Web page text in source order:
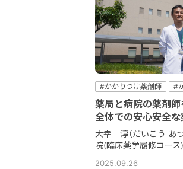
#かかりつけ薬剤師
#
#コミュニケーション
#薬薬連携
薬局と病院の薬剤師
全体での安心安全
大幸 淳（だいこう あ
院(臨床薬学履修コース
2025.09.26